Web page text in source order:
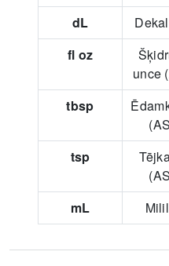
dL
fl oz
unce
tbsp
tsp
mL